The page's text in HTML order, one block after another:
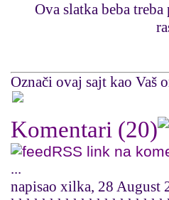
Ova slatka beba
Označi ovaj sajt kao Vaš
Komentari (20)
RSS link na
...
napisao xilka, 28 August